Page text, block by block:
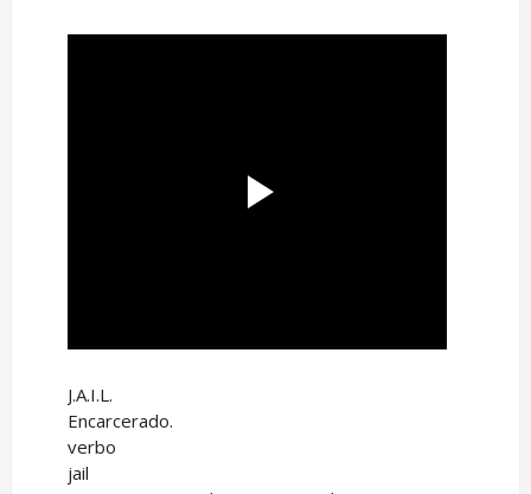
J.A.I.L.
Encarcerado.
verbo
jail